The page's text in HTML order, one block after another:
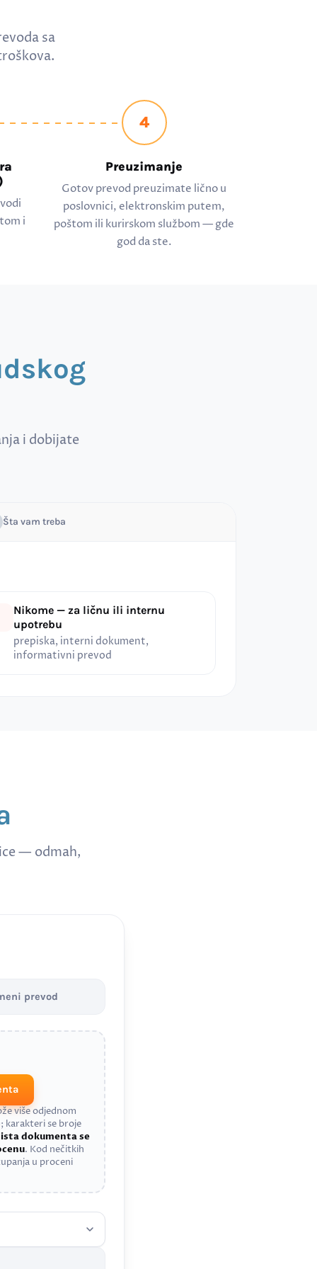
sa
i
4
Preuzimanje
Gotov prevod preuzimate lično u
poslovnici, elektronskim putem,
poštom ili kurirskom službom — gde
god da ste.
i dobijate
Šta vam treba
Nikome — za ličnu ili internu
upotrebu
prepiska, interni dokument,
informativni prevod
— odmah,
prevod
više odjednom
karakteri se broje
ista dokumenta se
. Kod nečitkih
u proceni